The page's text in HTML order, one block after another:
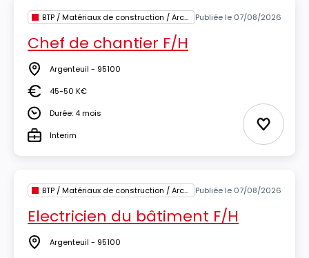
BTP / Matériaux de construction / Architecture Publiée le 07/08/2026
Chef de chantier F/H
Lieu Argenteuil - 95100
Salaire45-50 K€
DuréeDurée: 4 mois
TypeInterim Ajouter
BTP / Matériaux de construction / Architecture Publiée le 07/08/2026
Electricien du bâtiment F/H
Lieu Argenteuil - 95100